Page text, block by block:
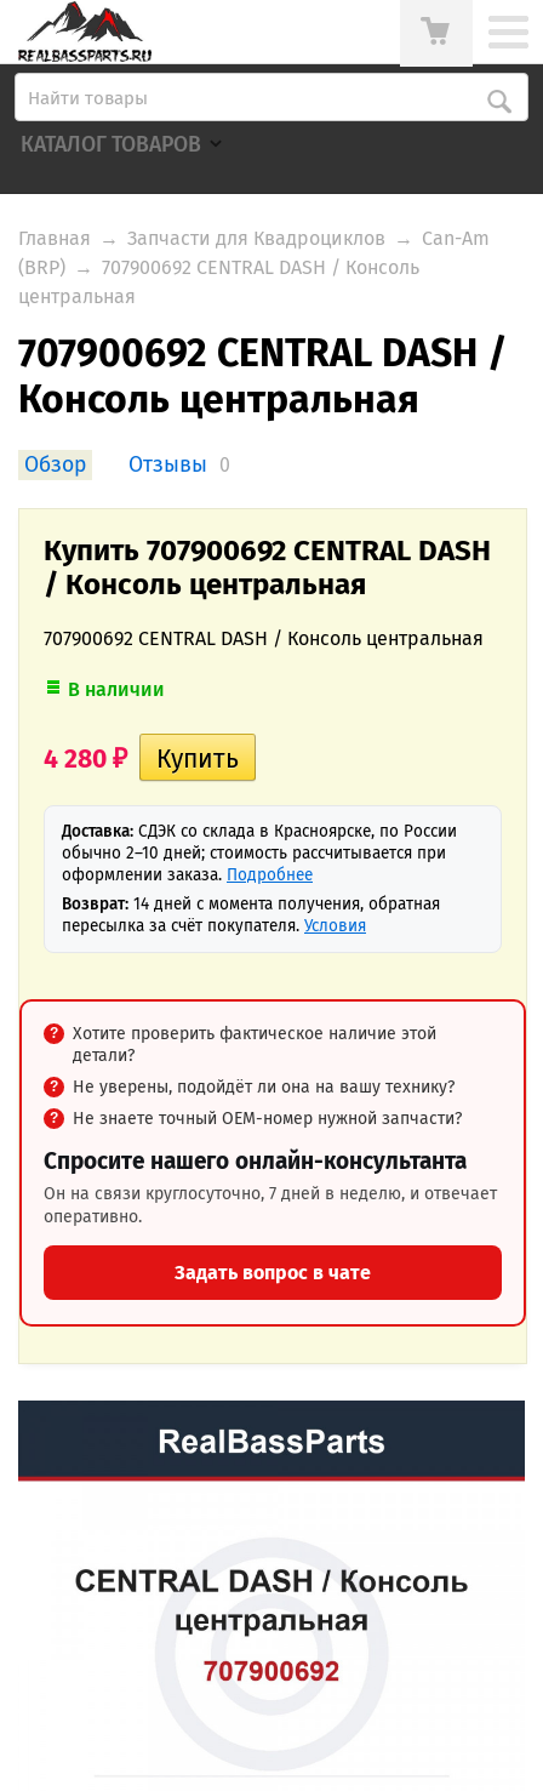
КАТАЛОГ ТОВАРОВ
Главная → Запчасти для Квадроциклов → Can-Am
(BRP) → 707900692 CENTRAL DASH / Консоль
центральная
707900692 CENTRAL DASH /
Консоль центральная
Обзор Отзывы 0
Купить 707900692 CENTRAL DASH
/ Консоль центральная
707900692 CENTRAL DASH / Консоль центральная
В наличии
4 280 ₽
Доставка: СДЭК со склада в Красноярске, по России
обычно 2–10 дней; стоимость рассчитывается при
оформлении заказа. Подробнее
Возврат: 14 дней с момента получения, обратная
пересылка за счёт покупателя. Условия
Хотите проверить фактическое наличие этой
детали?
Не уверены, подойдёт ли она на вашу технику?
Не знаете точный OEM-номер нужной запчасти?
Спросите нашего онлайн-консультанта
Он на связи круглосуточно, 7 дней в неделю, и отвечает
оперативно.
Задать вопрос в чате